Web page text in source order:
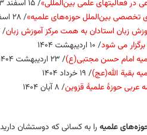
در فعالیت‏های علمی بین‌المللی»/ ۱۵ اسفند ۱۴۰۳
تخصصی بین‌الملل حوزه‌های علمیه»/ ۲۸ اسفند ۱۴۰۳
زبان استادان به همت مرکز آموزش زبان/ ۲ اردیبهشت ۱۴۰۴
می شود/ ۱۰ اردیبهشت ۱۴۰۴
امام حسن مجتبی(ع)/ ۲۳ اردیبهشت ۱۴۰۴
بقیة الله(عج)/ ۱۹ خرداد ۱۴۰۴
عربی حوزهٔ علمیهٔ قزوین/ ۸ آبان ۱۴۰۴
علمیهرا به کسانی که دوستشان